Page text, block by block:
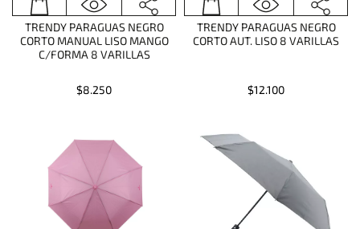
TRENDY PARAGUAS NEGRO
CORTO MANUAL LISO MANGO
C/FORMA 8 VARILLAS
$8.250
TRENDY PARAGUAS NEGRO
CORTO AUT. LISO 8 VARILLAS
$12.100